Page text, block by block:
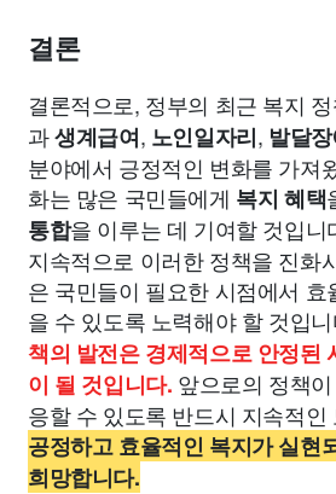
결론
결론적으로, 정부의 최근 복지
과생계급여, 노인일자리, 발달
분야에서 긍정적인 변화를 가져
화는 많은 국민들에게 복지 혜택
통합을 이루는 데 기여할 것입니
지속적으로 이러한 정책을 진화
은 국민들이 필요한 시점에서
을 수 있도록 노력해야 할 것입
책의 발전은 경제적으로 안정된
이 될 것입니다. 앞으로의 정책
응할 수 있도록 반드시 지속적
공정하고 효율적인 복지가 실현
희망합니다.